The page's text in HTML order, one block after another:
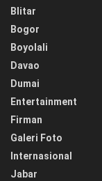
Blitar
Bogor
Boyolali
Davao
Dumai
Entertainment
Firman
Galeri Foto
Internasional
Jabar